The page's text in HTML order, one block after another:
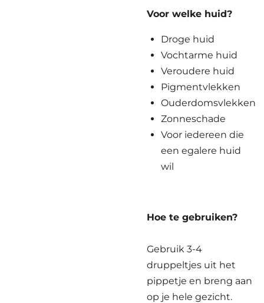
Voor welke huid?
Droge huid
Vochtarme huid
Veroudere huid
Pigmentvlekken
Ouderdomsvlekken
Zonneschade
Voor iedereen die
een egalere huid
wil
Hoe te gebruiken?
Gebruik 3-4
druppeltjes uit het
pippetje en breng aan
op je hele gezicht.